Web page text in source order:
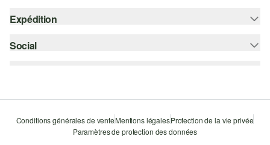
s.Oliver Card
Durabilité
Storefinder
Sur facture
Carte de crédit
Klarna
Le protocole de communication SSL
Expédition
bpost
Social
Conditions générales de venteMentions légalesProtection de la vie privée
Paramètres de protection des données